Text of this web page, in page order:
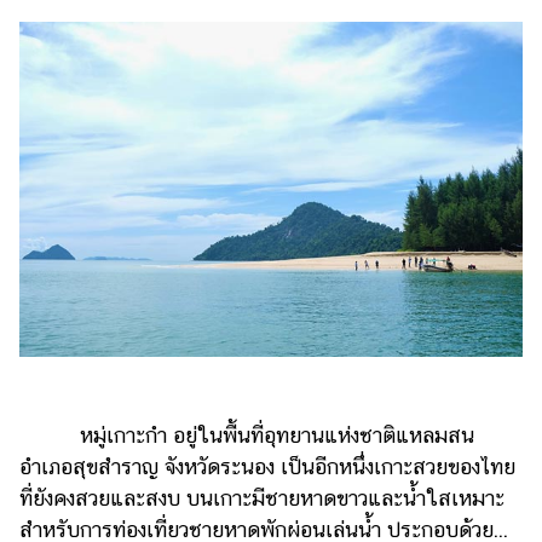
หมู่เกาะกำ อยู่ในพื้นที่อุทยานแห่งชาติแหลมสน
อำเภอสุขสำราญ จังหวัดระนอง เป็นอีกหนึ่งเกาะสวยของไทย
ที่ยังคงสวยและสงบ บนเกาะมีชายหาดขาวและน้ำใสเหมาะ
สำหรับการท่องเที่ยวชายหาดพักผ่อนเล่นน้ำ ประกอบด้วย...